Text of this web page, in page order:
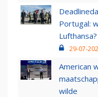
Portugal:
Lufthansa?
29-07-
American
wilde